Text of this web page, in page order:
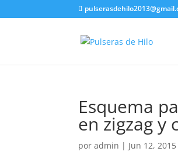
Esquema
en zigzag y
poradmin | Jun 12, 2015